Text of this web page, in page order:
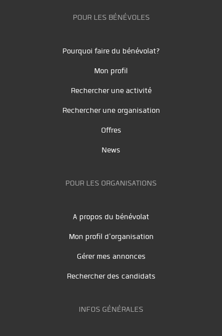
POUR LES BÉNÉVOLES
Pourquoi faire du bénévolat?
Mon profil
Rechercher une activité
Rechercher une organisation
Offres
News
POUR LES ORGANISATIONS
A propos du bénévolat
Mon profil d'organisation
Gérer mes annonces
Rechercher des candidats
INFOS GÉNÉRALES